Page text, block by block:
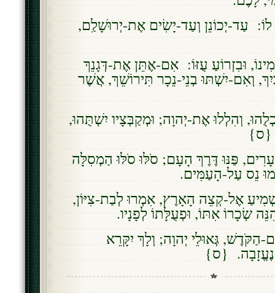
עַד-יְכוֹנֵן וְעַד-יָשִׂים אֶת-יְרוּשָׁלִַם,
וּבִזְרוֹעַ עֻזּוֹ: אִם-אֶתֵּן אֶת-דְּגָנֵךְ
וְאִם-יִשְׁתּוּ בְנֵי-נֵכָר תִּירוֹשֵׁךְ, אֲשֶׁר
וְהִלְלוּ אֶת-יְהוָה; וּמְקַבְּצָיו יִשְׁתֻּהוּ,
{ס}
פַּנּוּ דֶּרֶךְ הָעָם; סֹלּוּ סֹלּוּ הַמְסִלָּה
נֵס עַל-הָעַמִּים.
אֶל-קְצֵה הָאָרֶץ, אִמְרוּ לְבַת-צִיּוֹן,
שְׂכָרוֹ אִתּוֹ, וּפְעֻלָּתוֹ לְפָנָיו.
הַקֹּדֶשׁ, גְּאוּלֵי יְהוָה; וְלָךְ יִקָּרֵא
נֶעֱזָבָה. {ס}